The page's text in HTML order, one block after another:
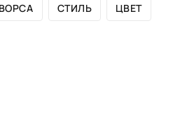
СТИЛЬ ЦВЕТ